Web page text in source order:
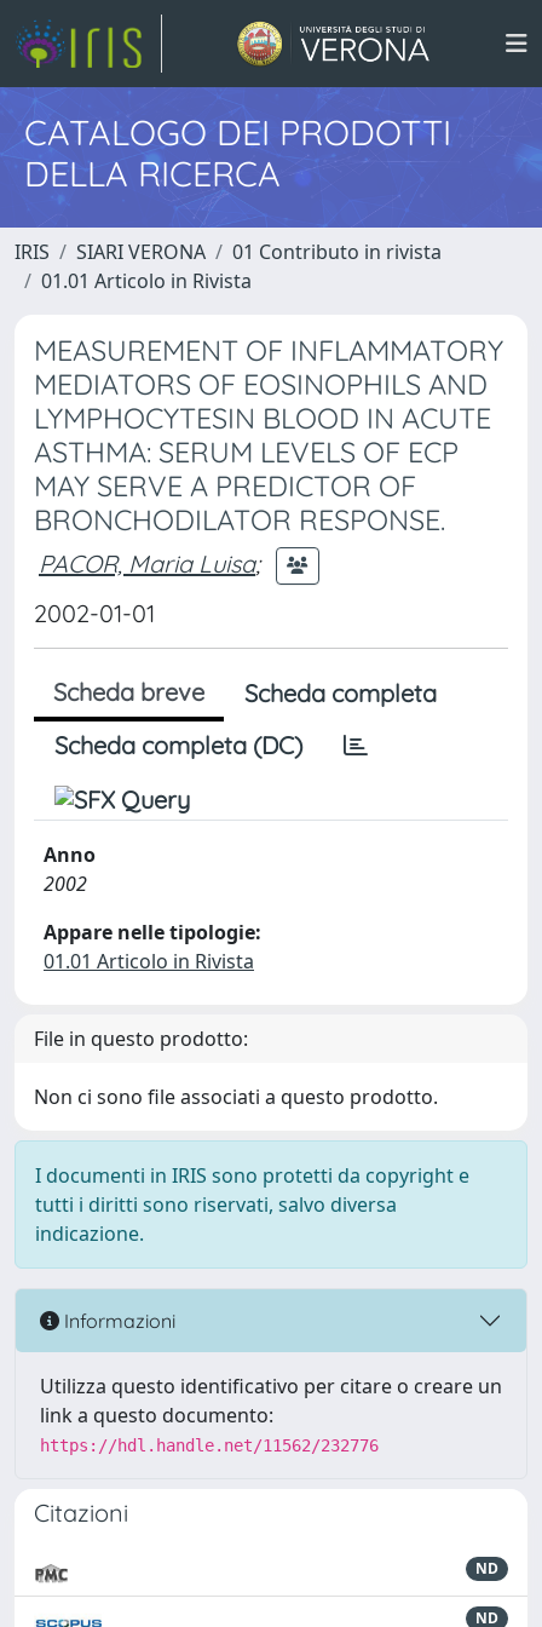
CATALOGO DEI PRODOTTI
DELLA RICERCA
IRIS SIARI VERONA
01 Contributo in rivista
01.01 Articolo in Rivista
MEASUREMENT OF INFLAMMATORY
MEDIATORS OF EOSINOPHILS AND
LYMPHOCYTESIN BLOOD IN ACUTE
ASTHMA: SERUM LEVELS OF ECP
MAY SERVE A PREDICTOR OF
BRONCHODILATOR RESPONSE.
PACOR, Maria Luisa;
2002-01-01
Scheda breve
Scheda completa
Scheda completa (DC)
Anno
2002
Appare nelle tipologie:
01.01 Articolo in Rivista
File in questo prodotto:
Non ci sono file associati a questo prodotto.
I documenti in IRIS sono protetti da copyright e
tutti i diritti sono riservati, salvo diversa
indicazione.
Informazioni
Utilizza questo identificativo per citare o creare un
link a questo documento:
https://hdl.handle.net/11562/232776
Citazioni
ND
ND